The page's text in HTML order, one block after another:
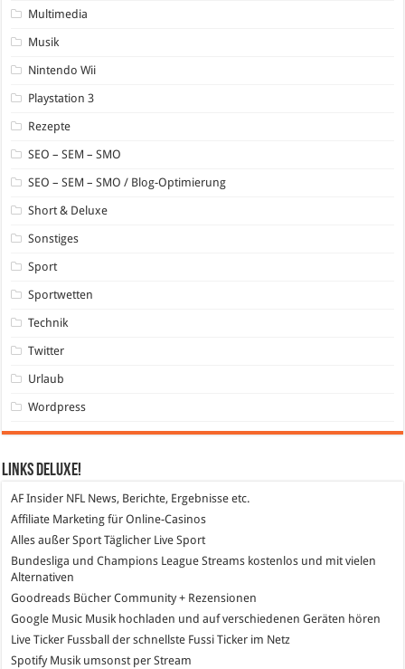
Multimedia
Musik
Nintendo Wii
Playstation 3
Rezepte
SEO – SEM – SMO
SEO – SEM – SMO / Blog-Optimierung
Short & Deluxe
Sonstiges
Sport
Sportwetten
Technik
Twitter
Urlaub
Wordpress
Links DeLuXe!
AF Insider NFL News, Berichte, Ergebnisse etc.
Affiliate Marketing für Online-Casinos
Alles außer SportTäglicher Live Sport
Bundesliga und Champions League Streams kostenlos und mit vielen
Alternativen
Goodreads Bücher Community + Rezensionen
Google Music Musik hochladen und auf verschiedenen Geräten hören
Live Ticker Fussball
der schnellste Fussi Ticker im Netz
SpotifyMusik umsonst per Stream